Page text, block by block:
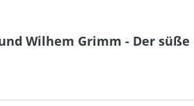
Wilhem Grimm - Der süße